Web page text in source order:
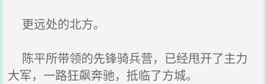
更远处的北方。
陈平所带领的先锋骑兵营，已经甩开了主力
大军，一路狂飙奔驰，抵临了方城。